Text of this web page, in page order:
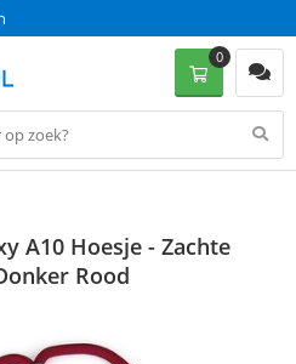
0
A10 Hoesje - Zachte
Rood